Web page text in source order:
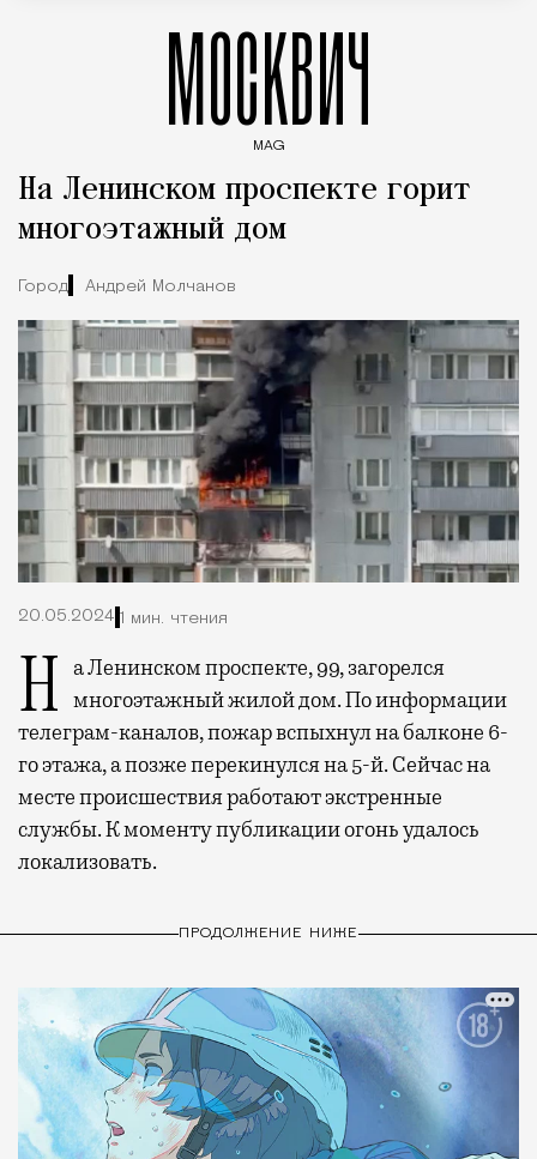
МОСКВИЧ
MAG
На Ленинском проспекте горит
многоэтажный дом
Город Андрей Молчанов
20.05.2024 1 мин. чтения
На Ленинском проспекте, 99, загорелся многоэтажный жилой дом. По информации
телеграм-каналов, пожар вспыхнул на балконе 6-
го этажа, а позже перекинулся на 5-й. Сейчас на
месте происшествия работают экстренные
службы. К моменту публикации огонь удалось
локализовать.
ПРОДОЛЖЕНИЕ НИЖЕ